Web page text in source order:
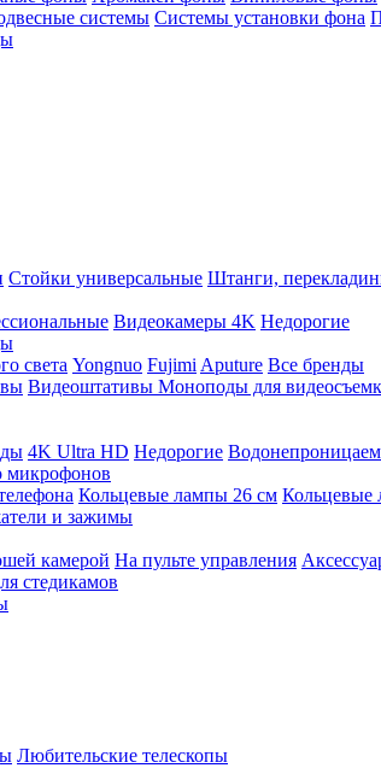
системы Системы установки фона
Стойки универсальные Штанги,
Видеокамеры 4K Недорогие
света Yongnuo Fujimi Aputure Все бренды
Видеоштативы Моноподы для
4K Ultra HD Недорогие
микрофонов
Кольцевые лампы 26 см Кольцевые
и зажимы
камерой На пульте управления
стедикамов
Любительские телескопы